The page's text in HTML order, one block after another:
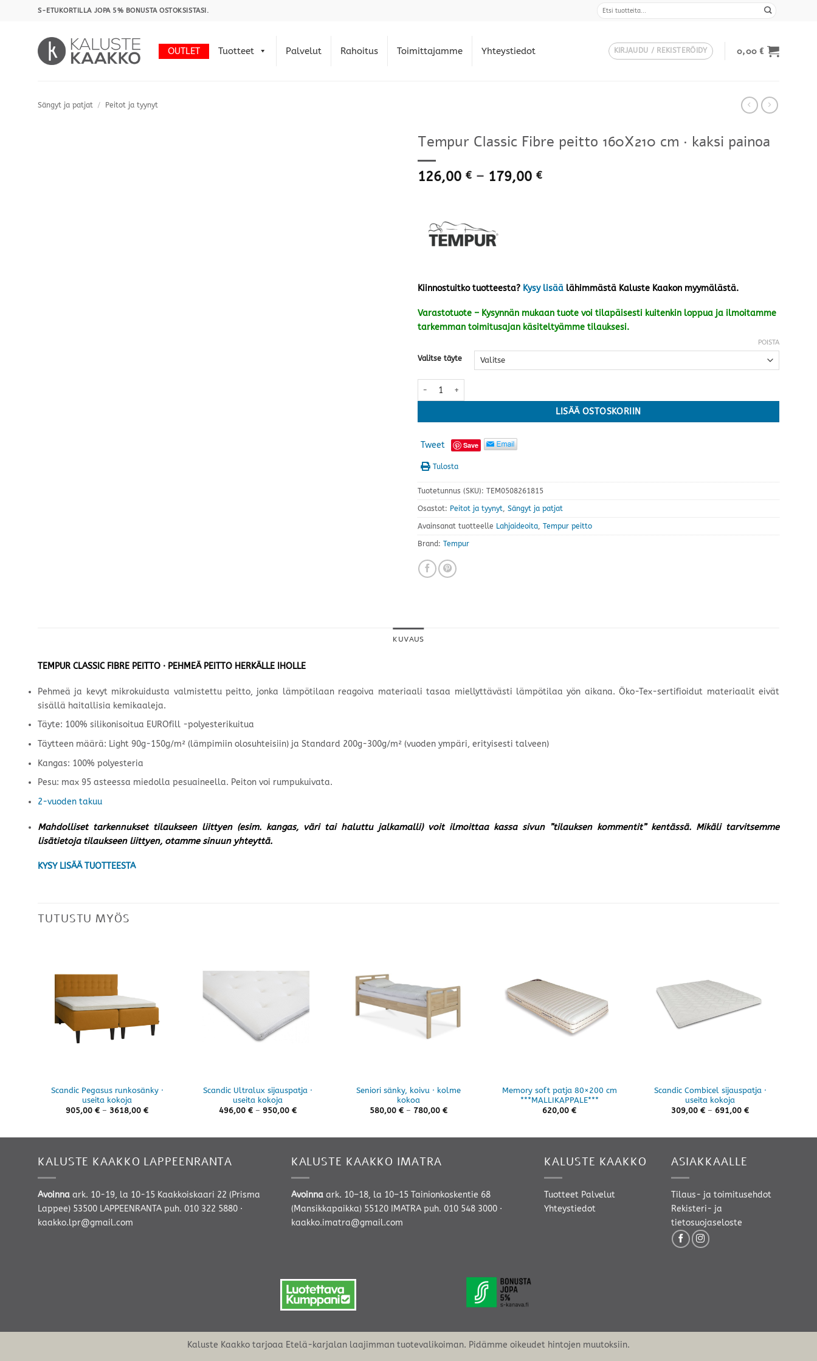
S-ETUKORTILLA JOPA 5% BONUSTA OSTOKSISTASI.
OUTLET Tuotteet Palvelut Rahoitus Toimittajamme Yhteystiedot KIRJAUDU / REKISTERÖIDY 0,00€
Sängyt ja patjat / Peitot ja tyynyt
Tempur Classic Fibre peitto 160X210 cm · kaksi painoa
126,00 € – 179,00 €Hintaluokka:
Kiinnostuitko tuotteesta? Kysy lisää lähimmästä Kaluste Kaakon myymälästä.
Varastotuote – Kysynnän mukaan tuote voi tilapäisesti kuitenkin loppua ja ilmoitamme
tarkemman toimitusajan käsiteltyämme tilauksesi.
Valitse täyte
POISTA
Tempur Classic Fibre peitto 160X210 cm · kaksi painoa määrä
LISÄÄ OSTOSKORIIN
Tweet Save
Tulosta
Tuotetunnus (SKU): TEM0508261815
Osastot: Peitot ja tyynyt, Sängyt ja patjat
Avainsanat tuotteelle Lahjaideoita, Tempur peitto
Brand: Tempur
KUVAUS
TEMPUR CLASSIC FIBRE PEITTO · PEHMEÄ PEITTO HERKÄLLE IHOLLE
Pehmeä ja kevyt mikrokuidusta valmistettu peitto, jonka lämpötilaan reagoiva materiaali tasaa miellyttävästi lämpötilaa yön aikana. Öko-Tex-sertifioidut materiaalit eivät
sisällä haitallisia kemikaaleja.
Täyte: 100% silikonisoitua EUROfill -polyesterikuitua
Täytteen määrä: Light 90g-150g/m² (lämpimiin olosuhteisiin) ja Standard 200g-300g/m² (vuoden ympäri, erityisesti talveen)
Kangas: 100% polyesteria
Pesu: max 95 asteessa miedolla pesuaineella. Peiton voi rumpukuivata.
2-vuoden takuu
Mahdolliset tarkennukset tilaukseen liittyen (esim. kangas, väri tai haluttu jalkamalli) voit ilmoittaa kassa sivun ”tilauksen kommentit” kentässä. Mikäli tarvitsemme
lisätietoja tilaukseen liittyen, otamme sinuun yhteyttä.
KYSY LISÄÄ TUOTTEESTA
TUTUSTU MYÖS
Scandic Pegasus runkosänky ·
useita kokoja
905,00 € – 3618,00 €Hintaluokka:
Scandic Ultralux sijauspatja ·
useita kokoja
496,00 € – 950,00 €Hintaluokka:
Seniori sänky, koivu · kolme
kokoa
580,00 € – 780,00 €Hintaluokka:
Memory soft patja 80×200 cm
***MALLIKAPPALE***
620,00 €
Scandic Combicel sijauspatja ·
useita kokoja
309,00 € – 691,00 €Hintaluokka:
KALUSTE KAAKKO LAPPEENRANTA
Avoinna ark. 10-19, la 10-15 Kaakkoiskaari 22 (Prisma
Lappee) 53500 LAPPEENRANTA puh. 010 322 5880 ·
kaakko.lpr@gmail.com
KALUSTE KAAKKO IMATRA
Avoinnaark. 10–18, la 10–15 Tainionkoskentie 68
(Mansikkapaikka) 55120 IMATRA puh. 010 548 3000·
kaakko.imatra@gmail.com
KALUSTE KAAKKO
Tuotteet Palvelut
Yhteystiedot
ASIAKKAALLE
Tilaus- ja toimitusehdot
Rekisteri- ja
tietosuojaseloste
Kaluste Kaakko tarjoaa Etelä-karjalan laajimman tuotevalikoiman. Pidämme oikeudet hintojen muutoksiin.